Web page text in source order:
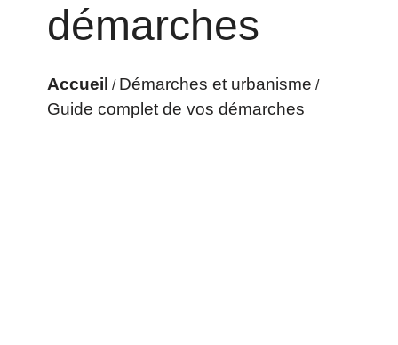
démarches
Accueil / Démarches et urbanisme /
Guide complet de vos démarches